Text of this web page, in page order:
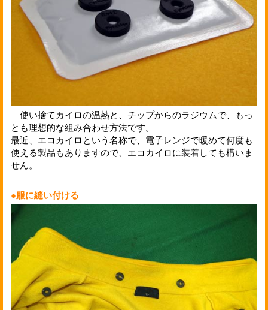
使い捨てカイロの温熱と、チップからのラジウムで、もっ
とも理想的な組み合わせ方法です。
最近、エコカイロという名称で、電子レンジで暖めて何度も
使える製品もありますので、エコカイロに装着しても構いま
せん。
●服に縫い付ける